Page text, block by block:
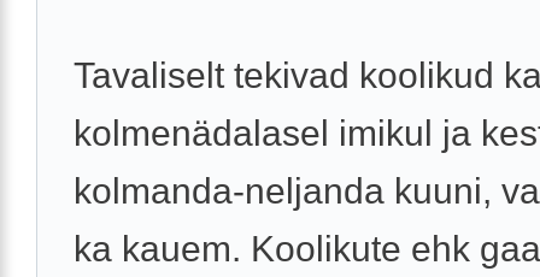
Tavaliselt tekivad koolikud
kolmenädalasel imikul ja
kolmanda-neljanda kuuni,
ka kauem. Koolikute ehk